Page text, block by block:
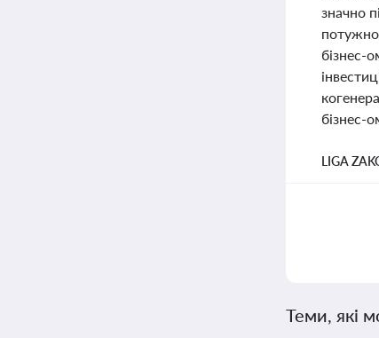
значно
бізнес-
бізнес-
LIGA
Теми, які